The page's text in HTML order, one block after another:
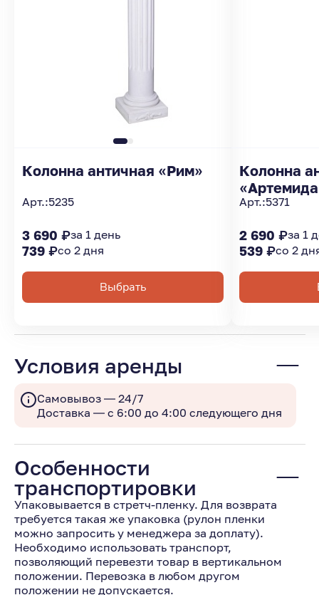
Колонна античная «Рим»
Арт.:5235
3 690 ₽за 1 день
739 ₽со 2 дня
Выбрать
Колонна
Арт.:5371
2 690 ₽за 1
539 ₽со 2
Условия аренды
Самовывоз — 24/7
Доставка — с 6:00 до 4:00 следующего дня
Особенности
транспортировки
Упаковывается в стретч-пленку. Для возврата
требуется такая же упаковка (рулон пленки
можно запросить у менеджера за доплату).
Необходимо использовать транспорт,
позволяющий перевезти товар в вертикальном
положении. Перевозка в любом другом
положении не допускается.